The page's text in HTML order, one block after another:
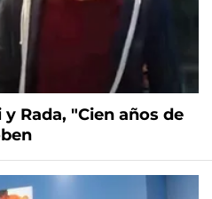
Rada, "Cien años de